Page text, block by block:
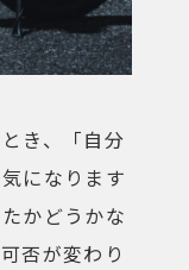
き、「自分
になります
かどうかな
否が変わり